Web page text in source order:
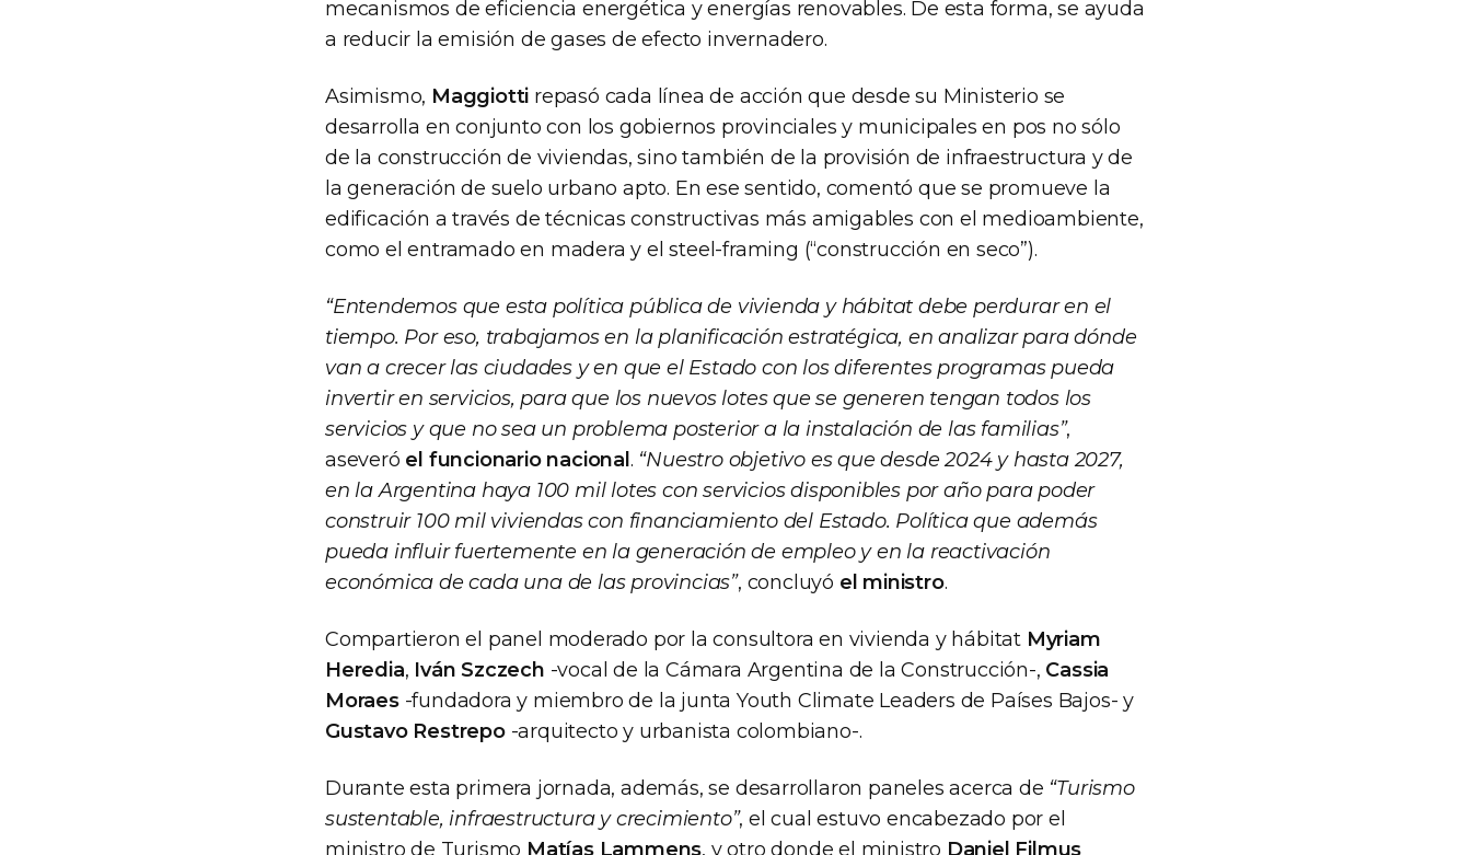
mecanismos de eficiencia energética y energías renovables. De esta forma, se ayuda
a reducir la emisión de gases de efecto invernadero.
Asimismo, Maggiotti repasó cada línea de acción que desde su Ministerio se
desarrolla en conjunto con los gobiernos provinciales y municipales en pos no sólo
de la construcción de viviendas, sino también de la provisión de infraestructura y de
la generación de suelo urbano apto. En ese sentido, comentó que se promueve la
edificación a través de técnicas constructivas más amigables con el medioambiente,
como el entramado en madera y el steel-framing (“construcción en seco”).
“Entendemos que esta política pública de vivienda y hábitat debe perdurar en el
tiempo. Por eso, trabajamos en la planificación estratégica, en analizar para dónde
van a crecer las ciudades y en que el Estado con los diferentes programas pueda
invertir en servicios, para que los nuevos lotes que se generen tengan todos los
servicios y que no sea un problema posterior a la instalación de las familias”,
aseveró el funcionario nacional . “Nuestro objetivo es que desde 2024 y hasta 2027,
en la Argentina haya 100 mil lotes con servicios disponibles por año para poder
construir 100 mil viviendas con financiamiento del Estado. Política que además
pueda influir fuertemente en la generación de empleo y en la reactivación
económica de cada una de las provincias”, concluyó el ministro.
Compartieron el panel moderado por la consultora en vivienda y hábitat Myriam
Heredia, Iván Szczech -vocal de la Cámara Argentina de la Construcción-, Cassia
Moraes-fundadora y miembro de la junta Youth Climate Leaders de Países Bajos- y
Gustavo Restrepo-arquitecto y urbanista colombiano-.
Durante esta primera jornada, además, se desarrollaron paneles acerca de “Turismo
sustentable, infraestructura y crecimiento”, el cual estuvo encabezado por el
ministro de Turismo Matías Lammens, y otro donde el ministro Daniel Filmus